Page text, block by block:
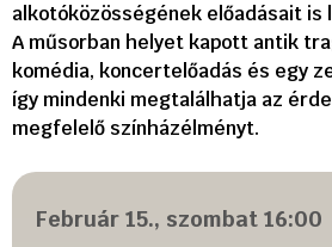
alkotóközösségének előadásait is
A műsorban helyet kapott antik
komédia, koncertelőadás és egy
így mindenki megtalálhatja az
megfelelő színházélményt.
Február 15., szombat 16:00